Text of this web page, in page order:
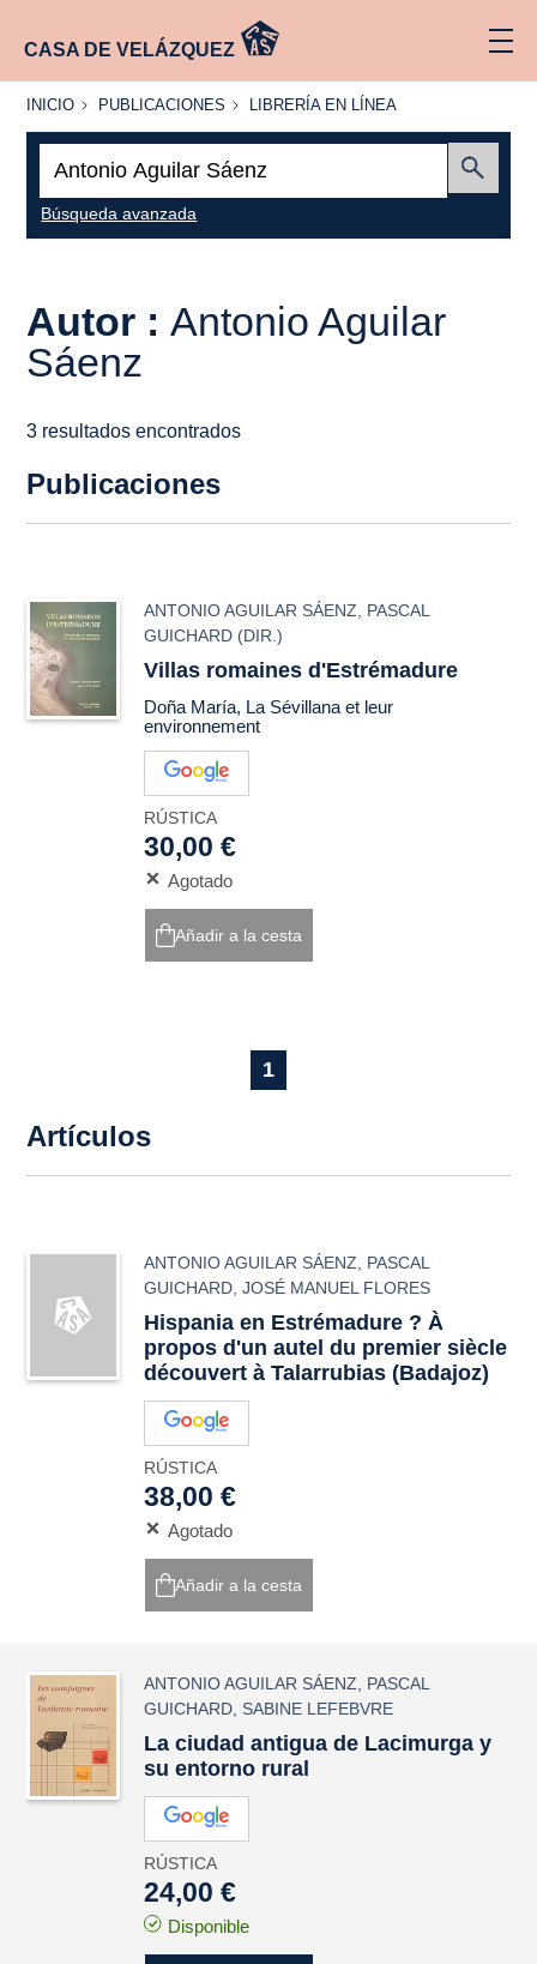
CASA DE VELÁZQUEZ
INICIO
INICIO PUBLICACIONES
PUBLICACIONES
LIBRERÍA
LÍNEA
LIBRERÍA EN LÍNEA
Búsqueda avanzada
Autor : Antonio Aguilar
Sáenz
3 resultados encontrados
Publicaciones
ANTONIO AGUILAR SÁENZ
PASCAL
GUICHARD (DIR.)
Villas romaines d'Estrémadure
Doña María, La Sévillana et leur
environnement
RÚSTICA
30,00 €
Agotado
Añadir a la cesta
1
Artículos
ANTONIO AGUILAR SÁENZ
PASCAL
GUICHARD ,JOSÉ MANUEL FLORES
Hispania en Estrémadure ? À
propos d'un autel du premier siècle
découvert à Talarrubias (Badajoz)
RÚSTICA
38,00 €
Agotado
Añadir a la cesta
ANTONIO AGUILAR SÁENZ
PASCAL
GUICHARD SABINE LEFEBVRE
La ciudad antigua de Lacimurga y
su entorno rural
RÚSTICA
24,00 €
Disponible